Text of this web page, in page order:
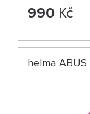
990 Kč
helma